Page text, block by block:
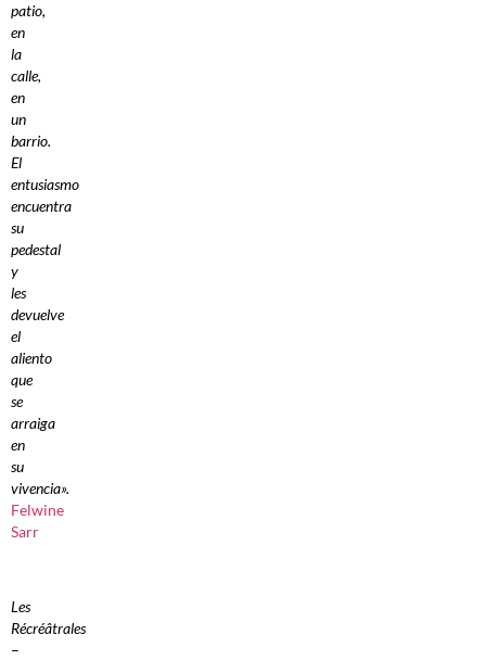
patio,
en
la
calle,
en
un
barrio.
El
entusiasmo
encuentra
su
pedestal
y
les
devuelve
el
aliento
que
se
arraiga
en
su
vivencia».
Felwine
Sarr
Les
Récréâtrales
–